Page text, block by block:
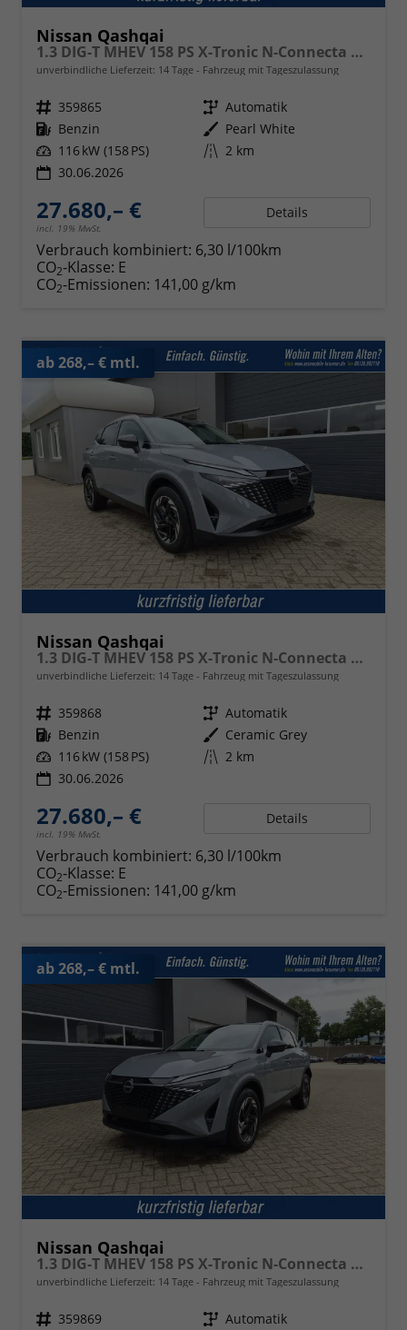
Nissan Qashqai
1.3 DIG-T MHEV 158 PS X-Tronic N-Connecta Teil-Leder PanoGlasdach Klimaautomatik Sitzheizung Lenkradheizung Navi ACC PDC v+h 360°Kamera DAB Bluetooth Touchscreen Apple CarPlay Android Auto 18"LM
unverbindliche Lieferzeit: 14 Tage Fahrzeug mit Tageszulassung
Fahrzeugnr. 359865 Getriebe Automatik
Kraftstoff Benzin Außenfarbe Pearl White
Leistung 116 kW (158 PS) Kilometerstand 2 km
30.06.2026
27.680,– €
incl. 19% MwSt.
Details
Verbrauch kombiniert: 6,30 l/100km
CO2-Klasse: E
CO2-Emissionen: 141,00 g/km
ab 268,– € mtl.
Nissan Qashqai
1.3 DIG-T MHEV 158 PS X-Tronic N-Connecta Teil-Leder PanoGlasdach Klimaautomatik Sitzheizung Lenkradheizung Navi ACC PDC v+h 360°Kamera DAB Bluetooth Touchscreen Apple CarPlay Android Auto 18"LM
unverbindliche Lieferzeit: 14 Tage Fahrzeug mit Tageszulassung
Fahrzeugnr. 359868 Getriebe Automatik
Kraftstoff Benzin Außenfarbe Ceramic Grey
Leistung 116 kW (158 PS) Kilometerstand 2 km
30.06.2026
27.680,– €
incl. 19% MwSt.
Details
Verbrauch kombiniert: 6,30 l/100km
CO2-Klasse: E
CO2-Emissionen: 141,00 g/km
ab 268,– € mtl.
Nissan Qashqai
1.3 DIG-T MHEV 158 PS X-Tronic N-Connecta Teil-Leder PanoGlasdach Klimaautomatik Sitzheizung Lenkradheizung Navi ACC PDC v+h 360°Kamera DAB Bluetooth Touchscreen Apple CarPlay Android Auto 18"LM
unverbindliche Lieferzeit: 14 Tage Fahrzeug mit Tageszulassung
Fahrzeugnr. 359869 Getriebe Automatik